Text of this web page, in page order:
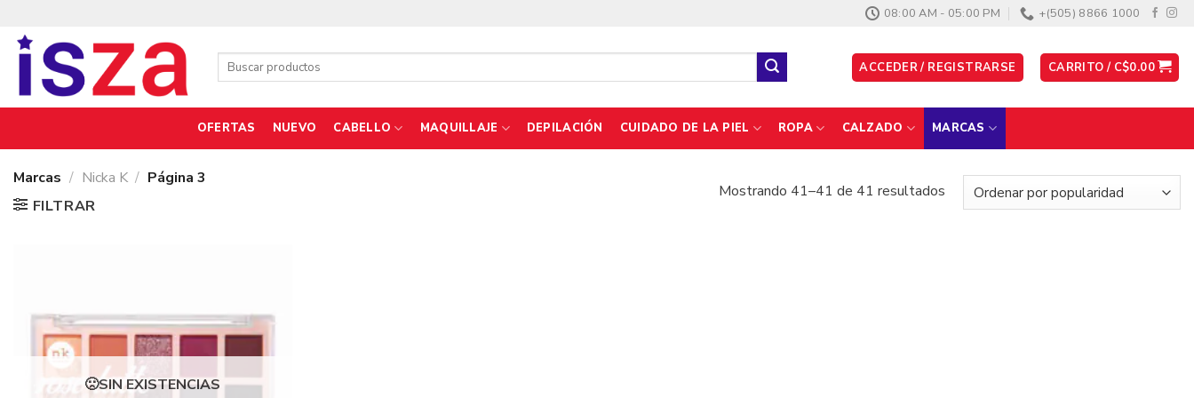
contenido
08:00 AM - 05:00 PM +(505) 8866 1000
Buscar
ACCEDER / REGISTRARSE CARRITO / C$0.00
OFERTAS NUEVO CABELLO MAQUILLAJE DEPILACIÓN CUIDADO DE LA PIEL ROPA CALZADO MARCAS
Marcas / Nicka K / Página 3
FILTRAR
Mostrando 41–41 de 41 resultados
SIN EXISTENCIAS